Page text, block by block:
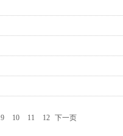
9 10 11 12 下一页